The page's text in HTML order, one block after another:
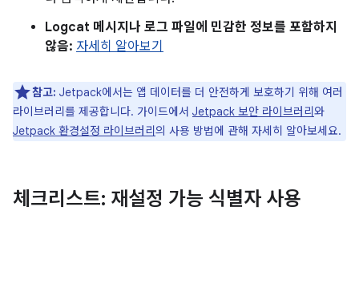
Logcat 메시지나 로그 파일에 민감한 정보를 포함하지
않음: 자세히 알아보기
참고: Jetpack에서는 앱 데이터를 더 안전하게 보호하기 위해 여러
라이브러리를 제공합니다. 가이드에서 Jetpack 보안 라이브러리와
Jetpack 환경설정 라이브러리의 사용 방법에 관해 자세히 알아보세요.
체크리스트: 재설정 가능 식별자 사용